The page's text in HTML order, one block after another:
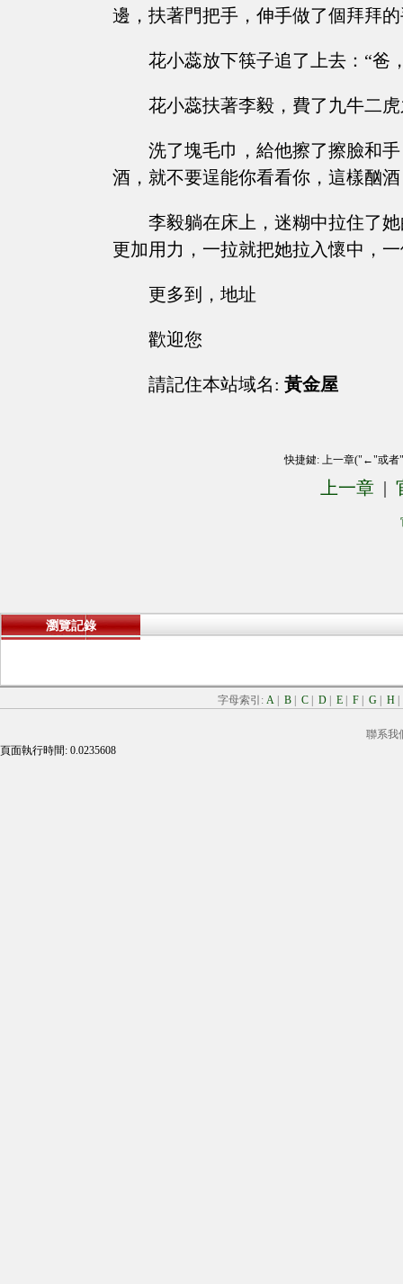
邊，扶著門把手，伸手做了個拜拜
花小蕊放下筷子追了上去：“爸
花小蕊扶著李毅，費了九牛二
洗了塊毛巾，給他擦了擦臉和
酒，就不要逞能你看看你，這樣酗
李毅躺在床上，迷糊中拉住了
更加用力，一拉就把她拉入懷中，
更多到，地址
歡迎您
請記住本站域名: 黃金屋
快捷鍵: 上一章("←"或
上一章 |
瀏覽記錄
字母索引: A B C D E F G H
聯系我
頁面執行時間: 0.0235608